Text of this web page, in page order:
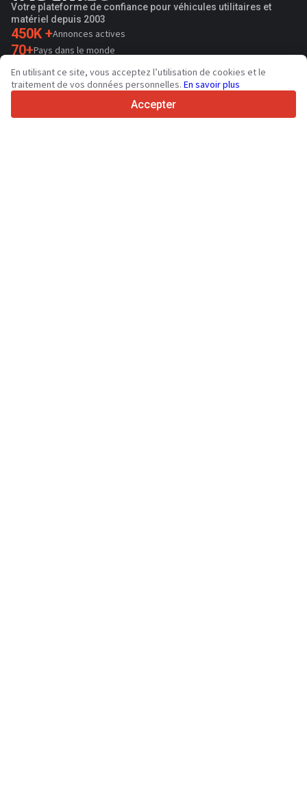
Votre plateforme de confiance pour véhicules utilitaires et
matériel depuis 2003
450K +Annonces actives
70+Pays dans le monde
36 Langues prises en charge
4.7/5
En utilisant ce site, vous acceptez l’utilisation de cookies et le
traitement de vos données personnelles. En savoir plus
Accepter